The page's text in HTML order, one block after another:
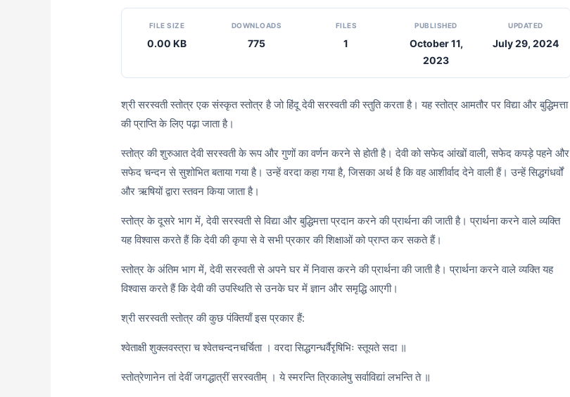
FILE SIZE
0.00 KB
DOWNLOADS
775
FILES
1
PUBLISHED
October 11,
2023
UPDATED
July 29, 2024
श्री सरस्वती स्तोत्र एक संस्कृत स्तोत्र है जो हिंदू देवी सरस्वती की स्तुति करता है। यह स्तोत्र आमतौर पर विद्या और बुद्धिमत्ता
की प्राप्ति के लिए पढ़ा जाता है।
स्तोत्र की शुरुआत देवी सरस्वती के रूप और गुणों का वर्णन करने से होती है। देवी को सफेद आंखों वाली, सफेद कपड़े पहने और
सफेद चन्दन से सुशोभित बताया गया है। उन्हें वरदा कहा गया है, जिसका अर्थ है कि वह आशीर्वाद देने वाली हैं। उन्हें सिद्धगंधर्वों
और ऋषियों द्वारा स्तवन किया जाता है।
स्तोत्र के दूसरे भाग में, देवी सरस्वती से विद्या और बुद्धिमत्ता प्रदान करने की प्रार्थना की जाती है। प्रार्थना करने वाले व्यक्ति
यह विश्वास करते हैं कि देवी की कृपा से वे सभी प्रकार की शिक्षाओं को प्राप्त कर सकते हैं।
स्तोत्र के अंतिम भाग में, देवी सरस्वती से अपने घर में निवास करने की प्रार्थना की जाती है। प्रार्थना करने वाले व्यक्ति यह
विश्वास करते हैं कि देवी की उपस्थिति से उनके घर में ज्ञान और समृद्धि आएगी।
श्री सरस्वती स्तोत्र की कुछ पंक्तियाँ इस प्रकार हैं:
श्वेताक्षी शुक्लवस्त्रा च श्वेतचन्दनचर्चिता । वरदा सिद्धगन्धर्वैरृषिभिः स्तूयते सदा ॥
स्तोत्रेणानेन तां देवीं जगद्धात्रीं सरस्वतीम् । ये स्मरन्ति त्रिकालेषु सर्वाविद्यां लभन्ति ते ॥